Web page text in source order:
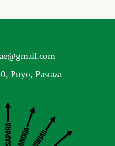
Puyo, Pastaza